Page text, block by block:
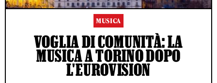
MUSICA
VOGLIA DI COMUNITÀ: LA
MUSICA A TORINO DOPO
L'EUROVISION